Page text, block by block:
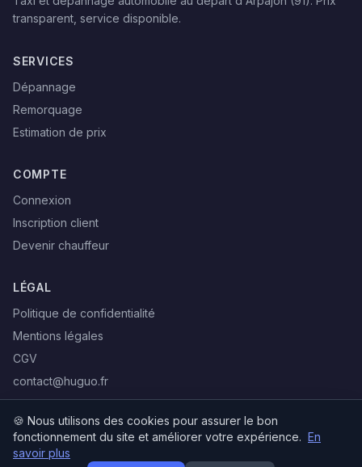
transparent, service disponible.
SERVICES
Dépannage
Remorquage
Estimation de prix
COMPTE
Connexion
Inscription client
Devenir chauffeur
LÉGAL
Politique de confidentialité
Mentions légales
CGV
contact@huguo.fr
© 2026 Société HUGUO. Tous droits réservés.
🍪 Nous utilisons des cookies pour assurer le bon
fonctionnement du site et améliorer votre expérience. En
savoir plus